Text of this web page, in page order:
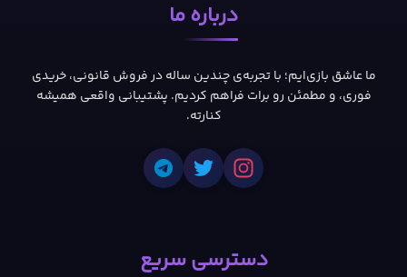
درباره ما
ما عاشق بازی‌ایم؛ با تجربه‌ی چندین ساله در فروش قانونی، خریدی
فوری، و مطمئن رو برات فراهم کردیم. پشتیبانی واقعی همیشه
کنارته.
دسترسی سریع